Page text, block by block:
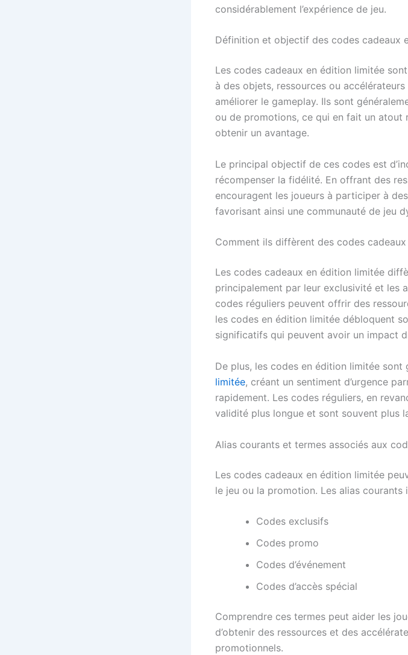
considérablement l’expérience de jeu.
Définition et objectif des codes cadeaux
Les codes cadeaux en édition limitée
à des objets, ressources ou
améliorer le gameplay. Ils sont
ou de promotions, ce qui en fait un atout
obtenir un avantage.
Le principal objectif de ces codes est
récompenser la fidélité. En offrant des
encouragent les joueurs à participer à
favorisant ainsi une communauté de jeu
Comment ils diffèrent des codes
Les codes cadeaux en édition limitée
principalement par leur exclusivité et les
codes réguliers peuvent offrir des
les codes en édition limitée débloquent
significatifs qui peuvent avoir un impact
De plus, les codes en édition limitée
limitée, créant un sentiment d’urgence
rapidement. Les codes réguliers, en
validité plus longue et sont souvent plus
Alias courants et termes associés aux
Les codes cadeaux en édition limitée
le jeu ou la promotion. Les alias courants
Codes exclusifs
Codes promo
Codes d’événement
Codes d’accès spécial
Comprendre ces termes peut aider les
d’obtenir des ressources et des
promotionnels.